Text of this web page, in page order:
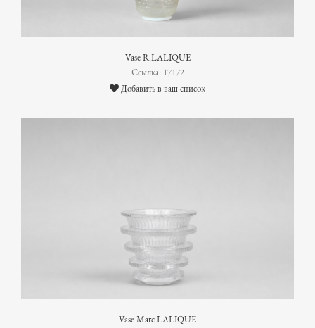
Vase R.LALIQUE
Ссылка: 17172
Добавить в ваш список
Vase Marc LALIQUE